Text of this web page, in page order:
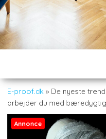
E-proof.dk » De nyeste
arbejder du med
Annonce